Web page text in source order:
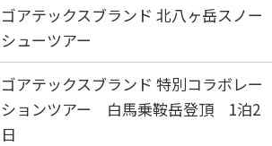
ゴアテックスブランド 北八ヶ岳スノー
シューツアー
ゴアテックスブランド 特別コラボレー
ションツアー 白馬乗鞍岳登頂 1泊2
日